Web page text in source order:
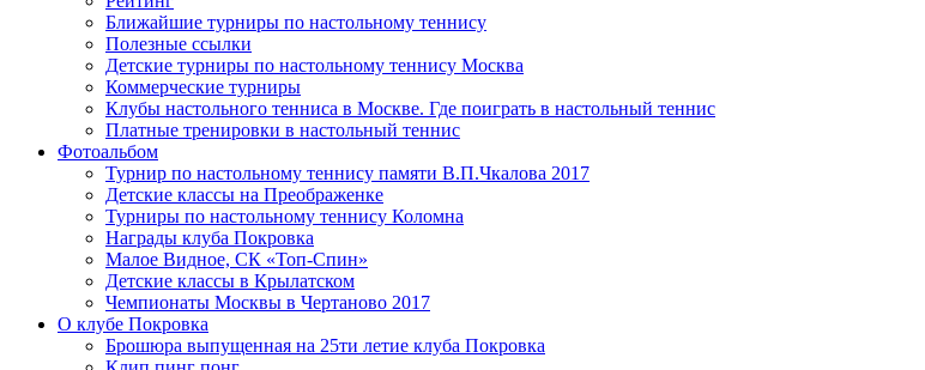
Ближайшие турниры по настольному теннису
Полезные ссылки
Детские турниры по настольному теннису Москва
Коммерческие турниры
Клубы настольного тенниса в Москве. Где поиграть в настольный теннис
Платные тренировки в настольный теннис
Фотоальбом
Турнир по настольному теннису памяти В.П.Чкалова 2017
Детские классы на Преображенке
Турниры по настольному теннису Коломна
Награды клуба Покровка
Малое Видное, СК «Топ-Спин»
Детские классы в Крылатском
Чемпионаты Москвы в Чертаново 2017
О клубе Покровка
Брошюра выпущенная на 25ти летие клуба Покровка